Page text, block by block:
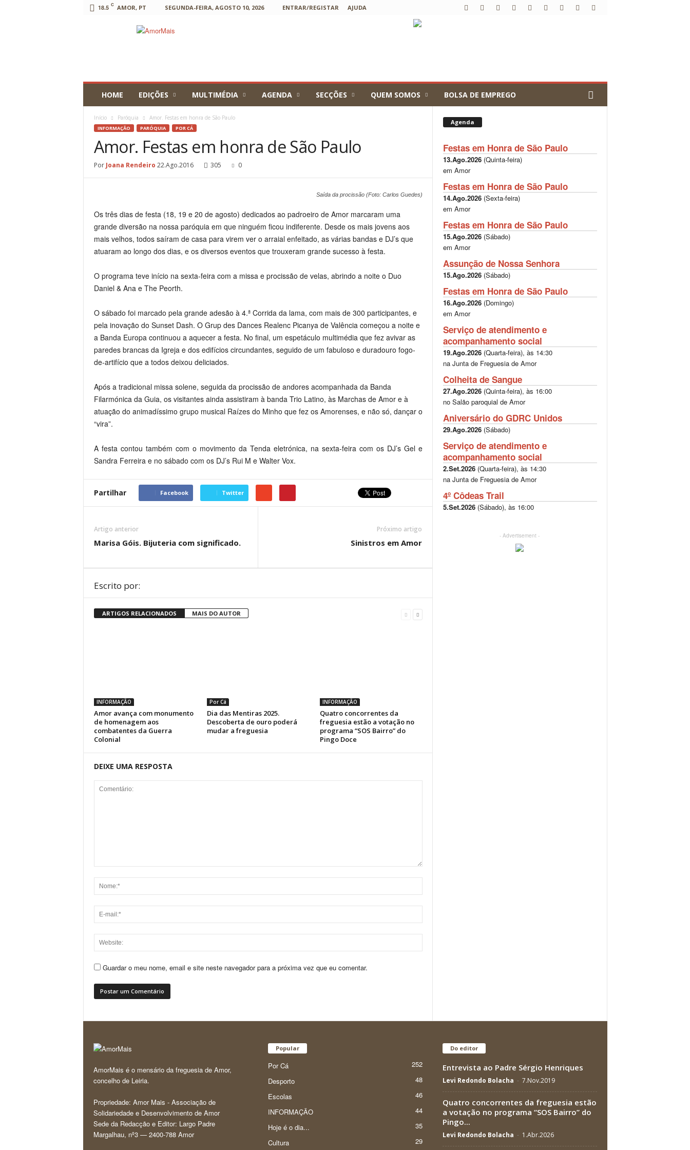
18.5 C AMOR, PT SEGUNDA-FEIRA, AGOSTO 10, 2026 ENTRAR/REGISTAR AJUDA
HOME EDIÇÕES MULTIMÉDIA AGENDA SECÇÕES QUEM SOMOS BOLSA DE EMPREGO
Início Paróquia Amor. Festas em honra de São Paulo
INFORMAÇÃO PARÓQUIA POR CÁ
Amor. Festas em honra de São Paulo
Por Joana Rendeiro 22.Ago.2016 305 0
Saída da procissão (Foto: Carlos Guedes)
Os três dias de festa (18, 19 e 20 de agosto) dedicados ao padroeiro de Amor marcaram uma
grande diversão na nossa paróquia em que ninguém ficou indiferente. Desde os mais jovens aos
mais velhos, todos saíram de casa para virem ver o arraial enfeitado, as várias bandas e DJ’s que
atuaram ao longo dos dias, e os diversos eventos que trouxeram grande sucesso à festa.
O programa teve início na sexta-feira com a missa e procissão de velas, abrindo a noite o Duo
Daniel & Ana e The Peorth.
O sábado foi marcado pela grande adesão à 4.ª Corrida da lama, com mais de 300 participantes, e
pela inovação do Sunset Dash. O Grup des Dances Realenc Picanya de Valência começou a noite e
a Banda Europa continuou a aquecer a festa. No final, um espetáculo multimédia que fez avivar as
paredes brancas da Igreja e dos edifícios circundantes, seguido de um fabuloso e duradouro fogo-
de-artifício que a todos deixou deliciados.
Após a tradicional missa solene, seguida da procissão de andores acompanhada da Banda
Filarmónica da Guia, os visitantes ainda assistiram à banda Trio Latino, às Marchas de Amor e à
atuação do animadíssimo grupo musical Raízes do Minho que fez os Amorenses, e não só, dançar o
“vira”.
A festa contou também com o movimento da Tenda eletrónica, na sexta-feira com os DJ’s Gel e
Sandra Ferreira e no sábado com os DJ’s Rui M e Walter Vox.
Partilhar Facebook Twitter
Artigo anterior
Marisa Góis. Bijuteria com significado.
Próximo artigo
Sinistros em Amor
Escrito por:
ARTIGOS RELACIONADOS MAIS DO AUTOR
INFORMAÇÃO
Amor avança com monumento
de homenagem aos
combatentes da Guerra
Colonial
Por Cá
Dia das Mentiras 2025.
Descoberta de ouro poderá
mudar a freguesia
INFORMAÇÃO
Quatro concorrentes da
freguesia estão a votação no
programa “SOS Bairro” do
Pingo Doce
DEIXE UMA RESPOSTA
Guardar o meu nome, email e site neste navegador para a próxima vez que eu comentar.
Agenda
Festas em Honra de São Paulo
13.Ago.2026(Quinta-feira)
em Amor
Festas em Honra de São Paulo
14.Ago.2026(Sexta-feira)
em Amor
Festas em Honra de São Paulo
15.Ago.2026(Sábado)
em Amor
Assunção de Nossa Senhora
15.Ago.2026(Sábado)
Festas em Honra de São Paulo
16.Ago.2026(Domingo)
em Amor
Serviço de atendimento e
acompanhamento social
19.Ago.2026(Quarta-feira), às 14:30
na Junta de Freguesia de Amor
Colheita de Sangue
27.Ago.2026(Quinta-feira), às 16:00
no Salão paroquial de Amor
Aniversário do GDRC Unidos
29.Ago.2026(Sábado)
Serviço de atendimento e
acompanhamento social
2.Set.2026(Quarta-feira), às 14:30
na Junta de Freguesia de Amor
4º Côdeas Trail
5.Set.2026(Sábado), às 16:00
- Advertisement -
AmorMais é o mensário da freguesia de Amor,
concelho de Leiria.
Propriedade: Amor Mais - Associação de
Solidariedade e Desenvolvimento de Amor
Sede da Redacção e Editor: Largo Padre
Margalhau, nº3 — 2400-788 Amor
Popular
Por Cá
252
Desporto
48
Escolas
46
INFORMAÇÃO
44
Hoje é o dia...
35
Cultura
29
Do editor
Entrevista ao Padre Sérgio Henriques
Levi Redondo Bolacha - 7.Nov.2019
Quatro concorrentes da freguesia estão
a votação no programa “SOS Bairro” do
Pingo...
Levi Redondo Bolacha - 1.Abr.2026